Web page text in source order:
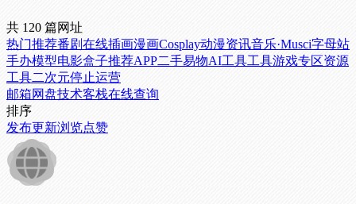
共 120 篇网址
热门推荐番剧在线插画漫画Cosplay动漫资讯音乐·Musci字母站
手办模型电影盒子推荐APP二手易物AI工具工具游戏专区资源
工具二次元停止运营
邮箱网盘技术客栈在线查询
排序
发布更新浏览点赞